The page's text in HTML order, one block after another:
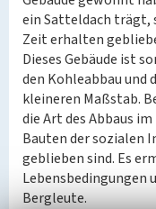
ein Satteldach trägt,
Zeit erhalten
Dieses Gebäude ist
den Kohleabbau und
kleineren Maßstab.
die Art des Abbaus
Bauten der sozialen
geblieben sind. Es
Lebensbedingungen
Bergleute.